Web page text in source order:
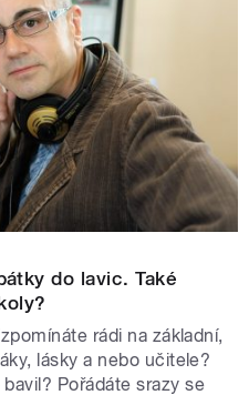
do lavic. Také
rádi na základní,
lásky a nebo učitele?
Pořádáte srazy se